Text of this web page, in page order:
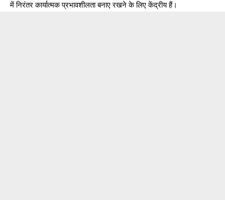
में निरंतर कार्यात्मक प्रभावशीलता बनाए रखने के लिए केंद्रीय हैं।